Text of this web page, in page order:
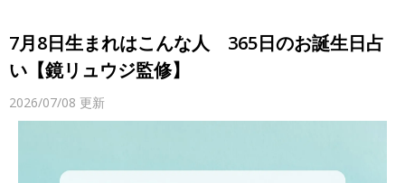
7月8日生まれはこんな人 365日のお誕生日占
い【鏡リュウジ監修】
2026/07/08 更新